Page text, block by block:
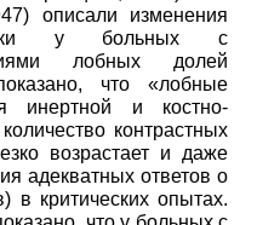
описали изменения
у больных с
лобных долей
что «лобные
инертной и костно-
контрастных
возрастает и даже
адекватных ответов о
в критических опытах.